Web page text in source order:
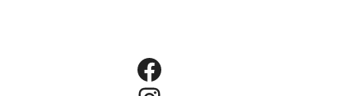
Facebook